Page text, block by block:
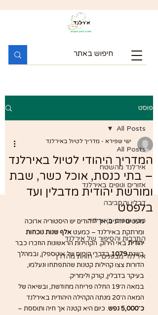
פוסט
All Posts
אירלנד מהשטח
אזורים ונופים באירלנד
דבלין והסביבה
טבע ונופים באירלנד
התרבות והסיפור של אירלנד
אירלנד מבפנים – חוויות מהדרך
All Posts
המדריך היהודי לטיול באירלנד
– בתי כנסת, אוכל כשר, שבת
ומורשת יהודית מדבלין ועד
בלפסט
ישי שפירא - מדריך לטיול באירלנד
מעטים יודעים, אך ליהודים יש היסטוריה ארוכה
ומרתקת באירלנד – כמעט אלף שנות נוכחות
יהודית באי הירוק. הקהילות הראשונות הוזכרו כבר
בשנת 1079 בדברי הימים של איניספלן, ובמהלך
הדורות צצו קהילות קטנות שהתפתחו ונעלמו,
בעיקר בדבלין, קורק ולימריק.
במאה ה־19 החלה פריחה מחודשת, ובשיאה של
המאה ה־20 מנתה הקהילה היהודית באירלנד
כ־5,000 נפש
. כיום היא קטנה אך חיה ותוססת –